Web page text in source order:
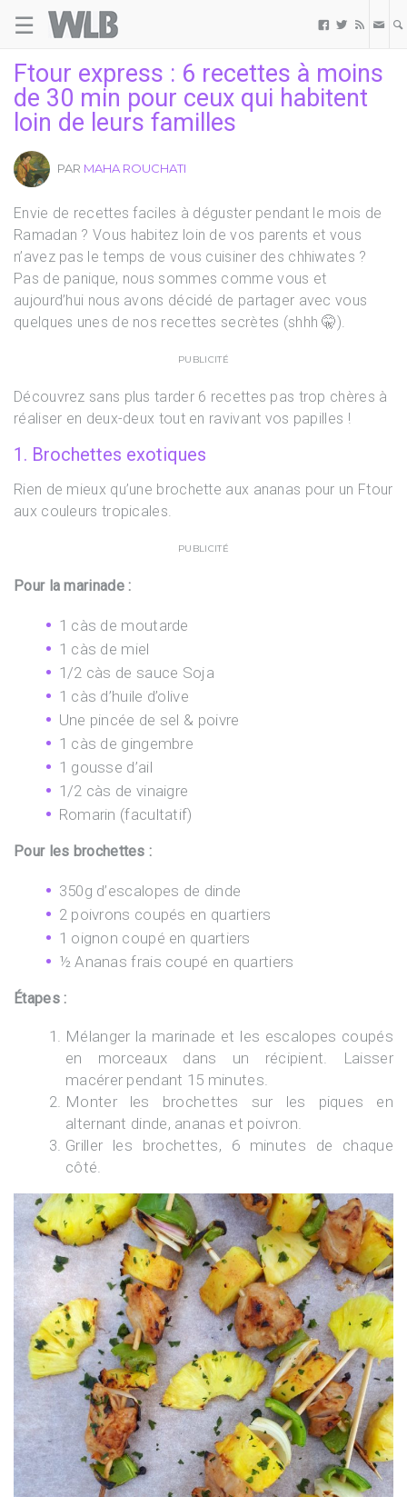
☰   
Ftour express : 6 recettes à moins
de 30 min pour ceux qui habitent
loin de leurs familles
PAR MAHA ROUCHATI
Envie de recettes faciles à déguster pendant le mois de
Ramadan ? Vous habitez loin de vos parents et vous
n’avez pas le temps de vous cuisiner des chhiwates ?
Pas de panique, nous sommes comme vous et
aujourd’hui nous avons décidé de partager avec vous
quelques unes de nos recettes secrètes (shhh 🤫).
PUBLICITÉ
Découvrez sans plus tarder 6 recettes pas trop chères à
réaliser en deux-deux tout en ravivant vos papilles !
1. Brochettes exotiques
Rien de mieux qu’une brochette aux ananas pour un Ftour
aux couleurs tropicales.
PUBLICITÉ
Pour la marinade :
1 càs de moutarde
1 càs de miel
1/2 càs de sauce Soja
1 càs d’huile d’olive
Une pincée de sel & poivre
1 càs de gingembre
1 gousse d’ail
1/2 càs de vinaigre
Romarin (facultatif)
Pour les brochettes :
350g d’escalopes de dinde
2 poivrons coupés en quartiers
1 oignon coupé en quartiers
½ Ananas frais coupé en quartiers
Étapes :
Mélanger la marinade et les escalopes coupés
en morceaux dans un récipient. Laisser
macérer pendant 15 minutes.
Monter les brochettes sur les piques en
alternant dinde, ananas et poivron.
Griller les brochettes, 6 minutes de chaque
côté.